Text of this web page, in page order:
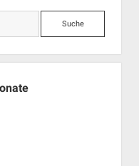
Suche